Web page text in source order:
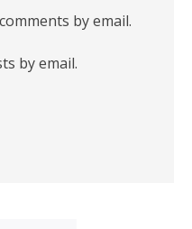
by email.
by email.